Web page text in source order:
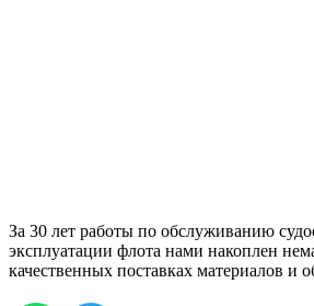
За 30 лет работы по обслуживанию
эксплуатации флота нами накоплен
качественных поставках материалов и